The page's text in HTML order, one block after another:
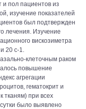
пол пациентов из
изучение показателей
был подтвержден
лечения. Изучение
вискозиметра
20 с-1.
клеточным раком
повышение
агрегации
гематокрит и
тканям) при всех
было выявлено